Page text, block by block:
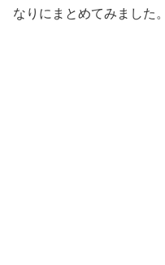
なりにまとめてみました。